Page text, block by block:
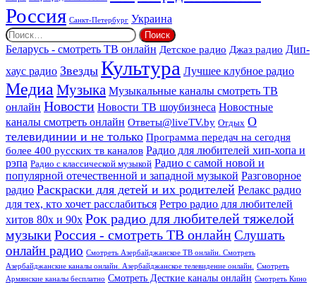
Россия Санкт-Петербург Украина
Найти:
Беларусь - смотреть ТВ онлайн Детское радио Джаз радио Дип-
хаус радио Звезды Культура Лучшее клубное радио
Медиа Музыка Музыкальные каналы смотреть ТВ
онлайн Новости Новости ТВ шоубизнеса Новостные
каналы смотреть онлайн Ответы@liveTV.by Отдых О
телевидинии и не только Программа передач на сегодня
более 400 русских тв каналов Радио для любителей хип-хопа и
рэпа Радио с классической музыкой Радио с самой новой и
популярной отечественной и западной музыкой Разговорное
радио Раскраски для детей и их родителей Релакс радио
для тех, кто хочет расслабиться Ретро радио для любителей
хитов 80х и 90х Рок радио для любителей тяжелой
музыкиРоссия - смотреть ТВ онлайнСлушать
онлайн радио Смотреть Азербайджанское ТВ онлайн. Смотреть
Азербайджанские каналы онлайн. Азербайджанское телевидение онлайн.
Смотреть
Армянские каналы бесплатно Смотреть Десткие каналы онлайн Смотреть Кино